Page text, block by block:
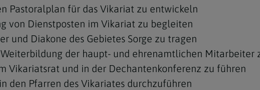
Pastoralplan für das Vikariat zu entwickeln
von Dienstposten im Vikariat zu begleiten
und Diakone des Gebietes Sorge zu tragen
Weiterbildung der haupt- und ehrenamtlichen Mitarbeiter
Vikariatsrat und in der Dechantenkonferenz zu führen
den Pfarren des Vikariates durchzuführen